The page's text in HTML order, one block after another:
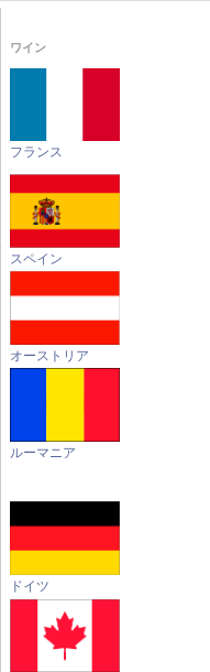
ワイン
フランス
スペイン
オーストリア
ルーマニア
ドイツ